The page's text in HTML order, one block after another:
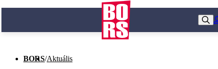
BORS/Aktuális